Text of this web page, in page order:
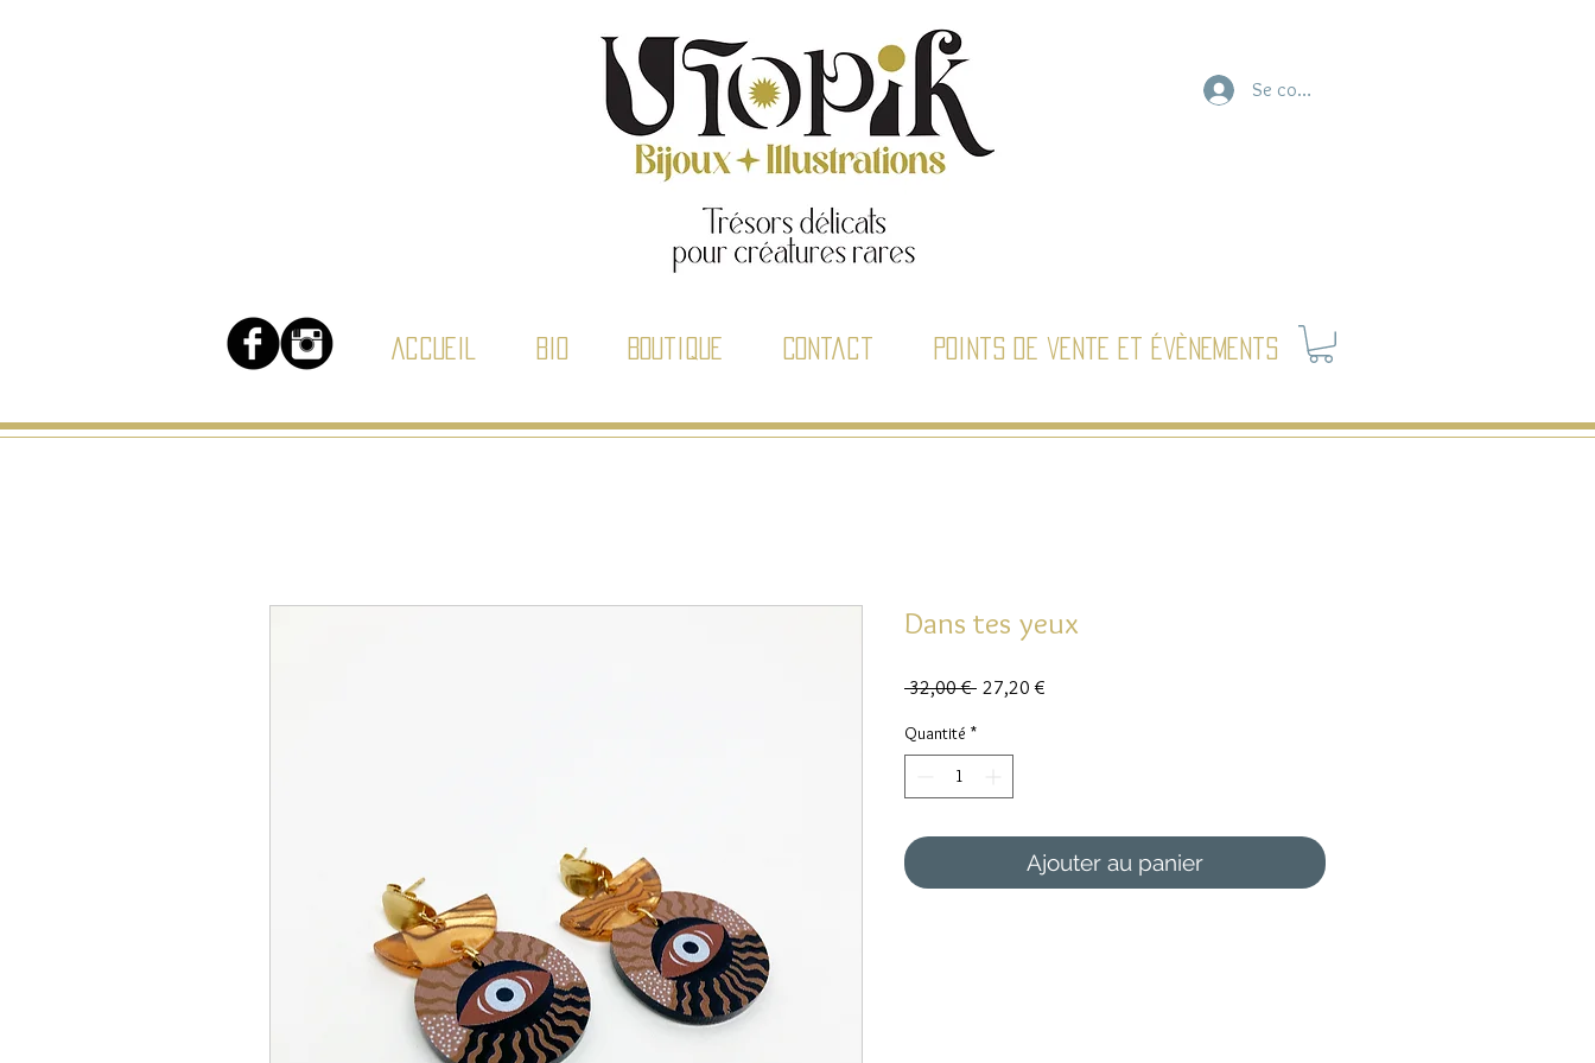
Se connecter
Accueil Bio Boutique Contact Points de vente et évènements
Dans tes yeux
32,00 € Prix
27,20 €
Quantité *
Ajouter au panier